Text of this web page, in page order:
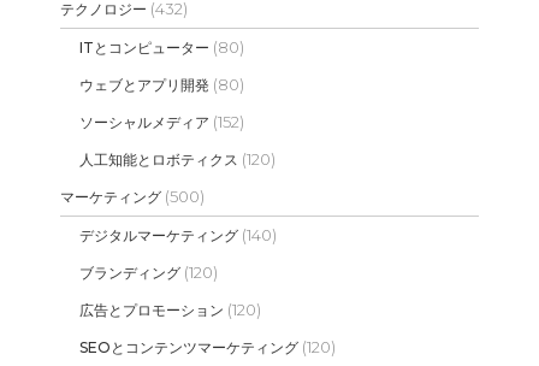
テクノロジー (432)
ITとコンピューター (80)
ウェブとアプリ開発 (80)
ソーシャルメディア (152)
人工知能とロボティクス (120)
マーケティング (500)
デジタルマーケティング (140)
ブランディング (120)
広告とプロモーション (120)
SEOとコンテンツマーケティング (120)